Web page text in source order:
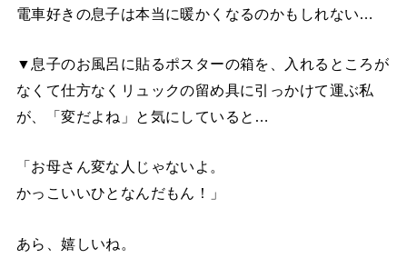
電車好きの息子は本当に暖かくなるのかもしれない…
▼息子のお風呂に貼るポスターの箱を、入れるところが
なくて仕方なくリュックの留め具に引っかけて運ぶ私
が、「変だよね」と気にしていると…
「お母さん変な人じゃないよ。
かっこいいひとなんだもん！」
あら、嬉しいね。